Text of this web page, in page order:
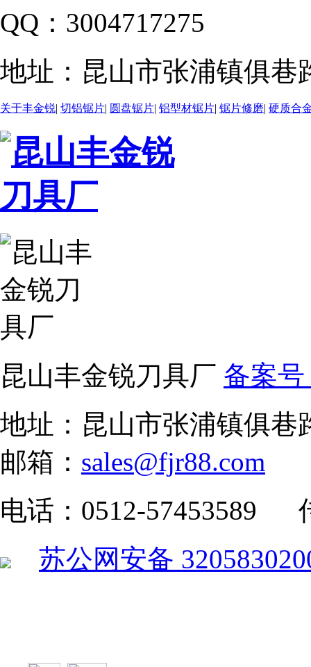
QQ： 3004717275
地址： 昆山市张浦镇俱巷
关于丰金锐| 切铝锯片| 圆盘锯片| 铝型材锯片| 锯片修磨| 硬质合
昆山丰金锐刀具厂 备案号
地址：昆山市张浦镇俱
邮箱： sales@fjr88.com
电话：0512-57453589
苏公网安备